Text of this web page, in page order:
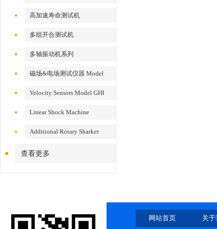
高加速寿命测试机
多组开合测试机
多轴振动机系列
磁场&电场测试仪器 Model
Velocity Sensors Model GHI
Linear Shock Machine
Additional Rotary Sharker
查看更多
网站首页 关